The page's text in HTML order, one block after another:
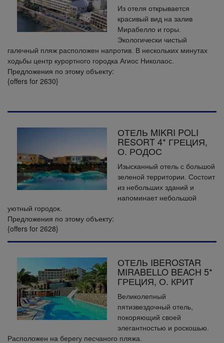
Из отеля открывается
красивый вид на залив
Мирабелло и горы.
Экологически чистый
галечный пляж расположен напротив. В нескольких минутах
ходьбы центр курортного городка Агиос Николаос.
Предложения по этому объекту:
{offers for 2630}
ОТЕЛЬ MIKRI POLI
RESORT 4* ГРЕЦИЯ,
О. РОДОС
Изысканный отель c большой
зеленой территории. Состоит
из небольших зданий и
напоминает небольшой
уютный городок.
Предложения по этому объекту:
{offers for 2628}
ОТЕЛЬ IBEROSTAR
MIRABELLO BEACH 5*
ГРЕЦИЯ, О. КРИТ
Великолепный
пятизвездочный отель,
покоряющий своей
элегантностью и роскошью.
Расположен на берегу песчаного пляжа.